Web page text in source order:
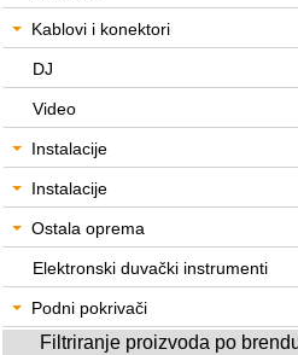
Kablovi i konektori
DJ
Video
Instalacije
Instalacije
Ostala oprema
Elektronski duvački instrumenti
Podni pokrivači
Filtriranje proizvoda po